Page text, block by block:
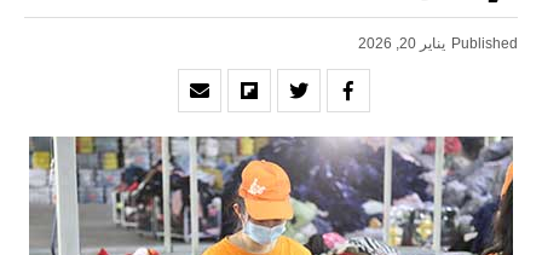
Published يناير 20, 2026